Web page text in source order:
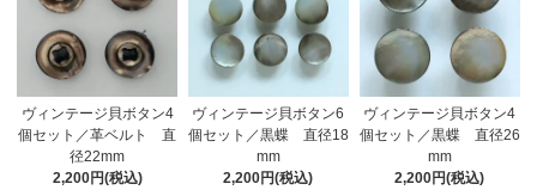
ヴィンテージ貝ボタン4
個セット／革ベルト 直
径22mm
2,200円(税込)
ヴィンテージ貝ボタン6
個セット／黒蝶 直径18
mm
2,200円(税込)
ヴィンテージ貝ボタン4
個セット／黒蝶 直径26
mm
2,200円(税込)